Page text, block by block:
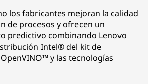
los fabricantes mejoran la calidad
de procesos y ofrecen un
predictivo combinando Lenovo
Intel® del kit de
y las tecnologías